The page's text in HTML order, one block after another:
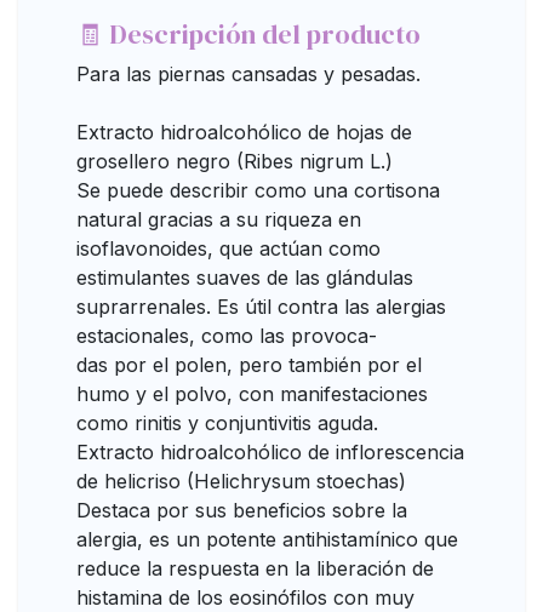
🧾 Descripción del producto
Para las piernas cansadas y pesadas.
Extracto hidroalcohólico de hojas de
grosellero negro (Ribes nigrum L.)
Se puede describir como una cortisona
natural gracias a su riqueza en
isoflavonoides, que actúan como
estimulantes suaves de las glándulas
suprarrenales. Es útil contra las alergias
estacionales, como las provoca-
das por el polen, pero también por el
humo y el polvo, con manifestaciones
como rinitis y conjuntivitis aguda.
Extracto hidroalcohólico de inflorescencia
de helicriso (Helichrysum stoechas)
Destaca por sus beneficios sobre la
alergia, es un potente antihistamínico que
reduce la respuesta en la liberación de
histamina de los eosinófilos con muy